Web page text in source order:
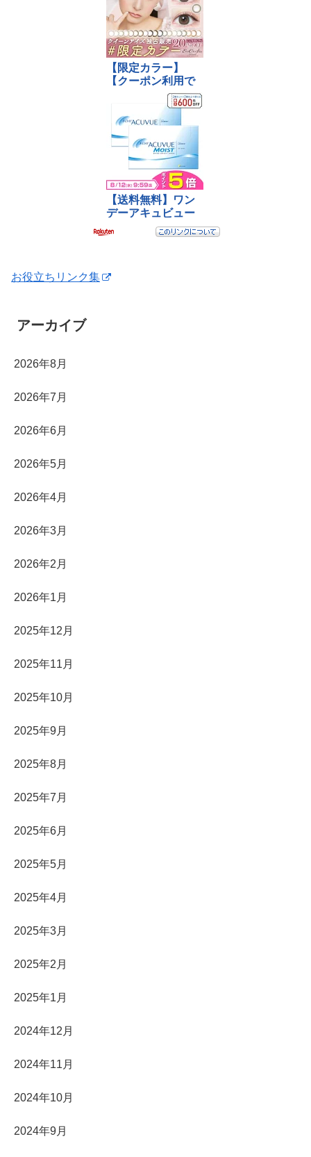
お役立ちリンク集
アーカイブ
2026年8月
2026年7月
2026年6月
2026年5月
2026年4月
2026年3月
2026年2月
2026年1月
2025年12月
2025年11月
2025年10月
2025年9月
2025年8月
2025年7月
2025年6月
2025年5月
2025年4月
2025年3月
2025年2月
2025年1月
2024年12月
2024年11月
2024年10月
2024年9月